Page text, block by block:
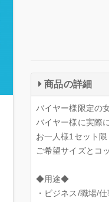
商品の詳細
バイヤー様限定の
バイヤー様に実際
お一人様1セット
ご希望サイズとコ
◆用途◆
・ビジネス/職場/